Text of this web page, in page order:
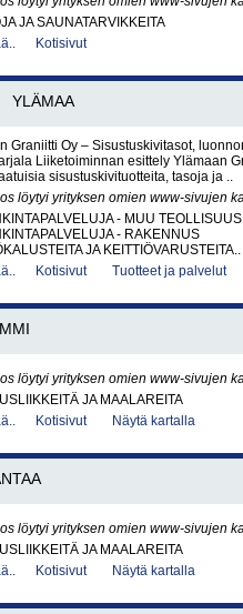
JA SAUNATARVIKKEITA
Kotisivut
YLÄMAA
Graniitti Oy – Sisustuskivitasot,
Liiketoiminnan esittely Ylämaan
sisustuskivituotteita, tasoja ja ..
löytyi yrityksen omien www-sivujen
- MUU TEOLLISUUS
- RAKENNUS
JA KEITTIÖVARUSTEITA..
Kotisivut Tuotteet ja palvelut
löytyi yrityksen omien www-sivujen
JA MAALAREITA
Kotisivut Näytä kartalla
löytyi yrityksen omien www-sivujen
JA MAALAREITA
Kotisivut Näytä kartalla